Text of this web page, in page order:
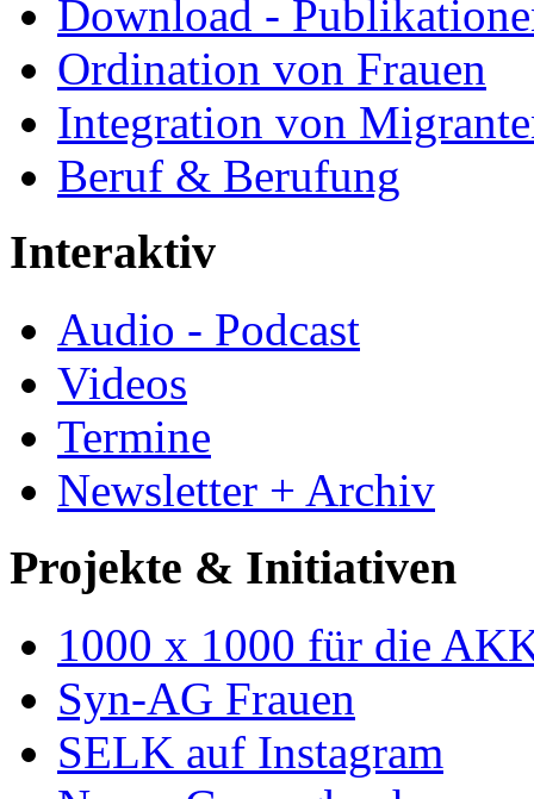
Download -
Ordination von Frauen
Integration von
Beruf & Berufung
Interaktiv
Audio - Podcast
Videos
Termine
Newsletter + Archiv
Projekte & Initiativen
1000 x 1000 für die
Syn-AG Frauen
SELK auf Instagram